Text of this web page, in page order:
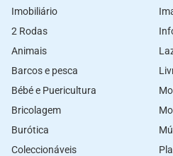
Imobiliário
2 Rodas
Animais
Barcos e pesca
Bébé e Puericultura
Bricolagem
Burótica
Coleccionáveis